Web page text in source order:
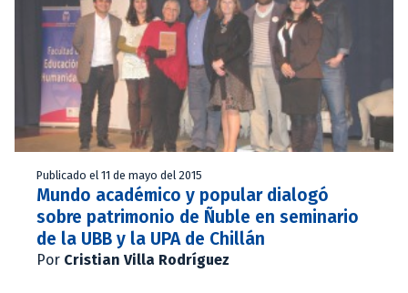
Publicado el 11 de mayo del 2015
Mundo académico y popular dialogó
sobre patrimonio de Ñuble en seminario
de la UBB y la UPA de Chillán
Por Cristian Villa Rodríguez